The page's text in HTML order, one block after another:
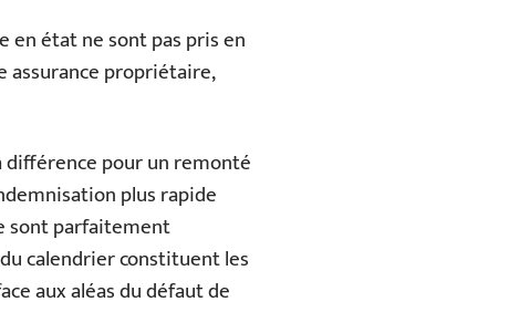
en état ne sont pas pris en
assurance propriétaire,
pour un remonté
plus rapide
sont parfaitement
calendrier constituent les
aux aléas du défaut de